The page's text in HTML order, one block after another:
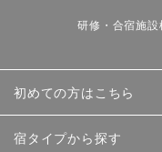
研修・合宿施
初めての方はこちら
宿タイプから探す